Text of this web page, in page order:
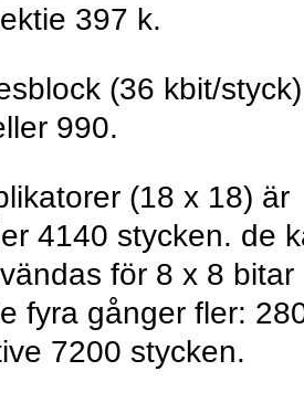
397 k.
(36 kbit/styck)
990.
(18 x 18) är
4140 stycken. de
för 8 x 8 bitar
fyra gånger fler:
7200 stycken.